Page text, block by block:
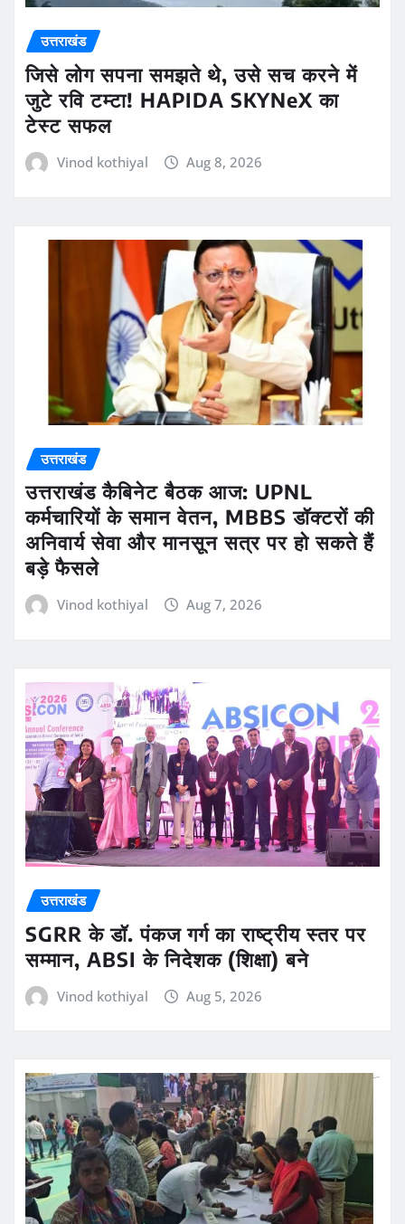
उत्तराखंड
जिसे लोग सपना समझते थे, उसे सच करने में
जुटे रवि टम्टा! HAPIDA SKYNeX का
टेस्ट सफल
Vinod kothiyal Aug 8, 2026
उत्तराखंड
उत्तराखंड कैबिनेट बैठक आज: UPNL
कर्मचारियों के समान वेतन, MBBS डॉक्टरों की
अनिवार्य सेवा और मानसून सत्र पर हो सकते हैं
बड़े फैसले
Vinod kothiyal Aug 7, 2026
उत्तराखंड
SGRR के डॉ. पंकज गर्ग का राष्ट्रीय स्तर पर
सम्मान, ABSI के निदेशक (शिक्षा) बने
Vinod kothiyal Aug 5, 2026